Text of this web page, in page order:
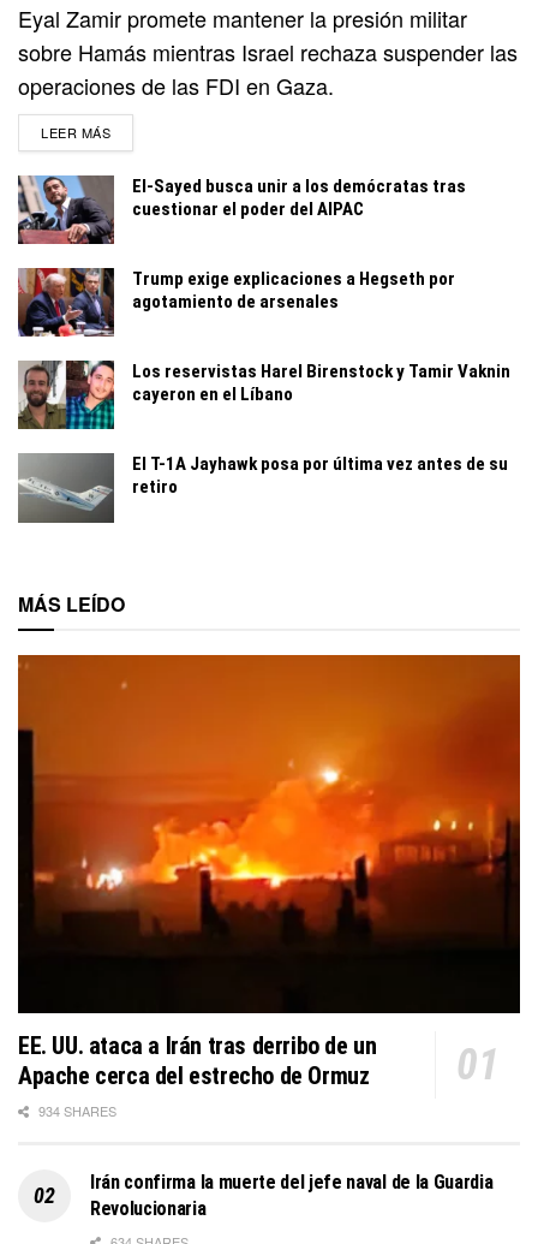
Eyal Zamir promete mantener la presión militar
sobre Hamás mientras Israel rechaza suspender las
operaciones de las FDI en Gaza.
LEER MÁSDETAILS
El-Sayed busca unir a los demócratas tras
cuestionar el poder del AIPAC
Trump exige explicaciones a Hegseth por
agotamiento de arsenales
Los reservistas Harel Birenstock y Tamir Vaknin
cayeron en el Líbano
El T-1A Jayhawk posa por última vez antes de su
retiro
MÁS LEÍDO
EE. UU. ataca a Irán tras derribo de un
Apache cerca del estrecho de Ormuz
934 SHARES
Irán confirma la muerte del jefe naval de la Guardia
Revolucionaria